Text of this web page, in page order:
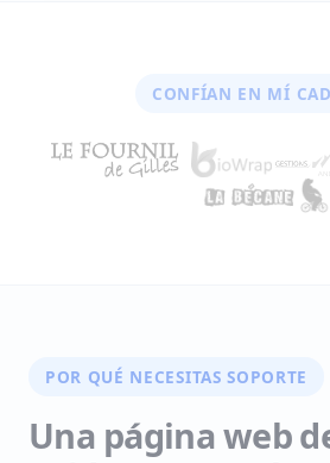
CONFÍAN EN MÍ
POR QUÉ NECESITAS SOPORTE
Una página web